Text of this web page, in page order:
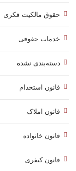
حقوق مالکیت فکری
خدمات حقوقی
دسته‌بندی نشده
قانون استخدام
قانون املاک
قانون خانواده
قانون کیفری